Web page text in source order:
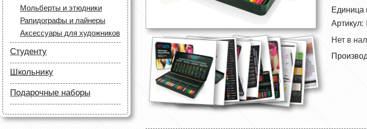
Мольберты и этюдники
Рапидографы и лайнеры
Аксессуары для художников
Студенту
Бумага
Лайнеры
Маркеры
Карандаши
Все для черчения
Школьнику
Бумага
Маркеры
Все для черчения
Подарочные наборы
Карандаши
Краски и кисти
Единица
Артикул:
Нет в